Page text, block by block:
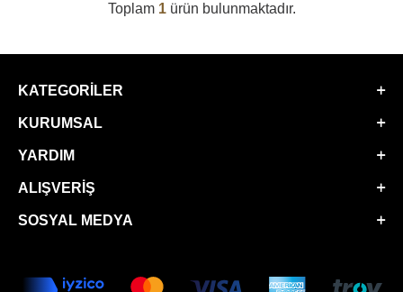
Toplam 1ürün bulunmaktadır.
KATEGORILER
KURUMSAL
YARDIM
ALIŞVERIŞ
SOSYAL MEDYA